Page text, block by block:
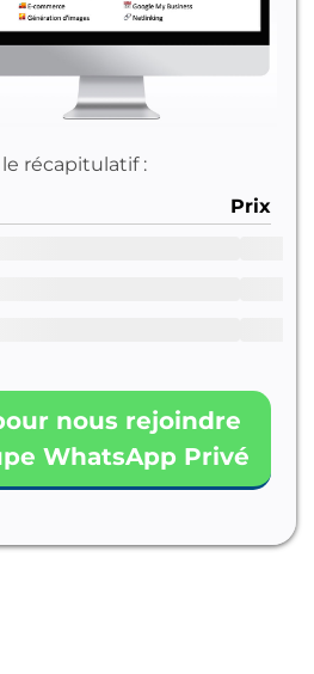
le récapitulatif :
Prix
nous rejoindre
WhatsApp Privé